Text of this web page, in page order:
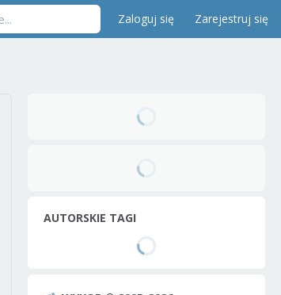
Zaloguj się Zarejestruj się
AUTORSKIE TAGI